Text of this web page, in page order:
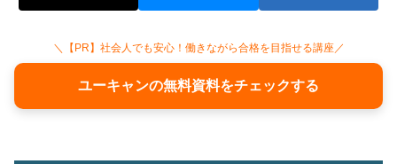
＼【PR】社会人でも安心！働きながら合格を目指せる講座／
ユーキャンの無料資料をチェックする